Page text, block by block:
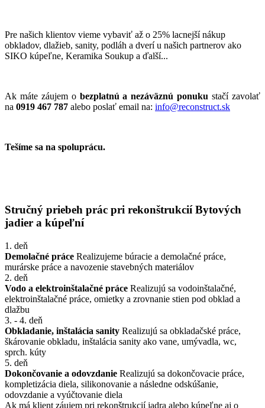
Pre našich klientov vieme vybaviť až o 25% lacnejší nákup
obkladov, dlažieb, sanity, podláh a dverí u našich partnerov ako
SIKO kúpeľne, Keramika Soukup a ďalší...
Ak máte záujem o bezplatnú a nezáväznú ponuku stačí zavolať
na 0919 467 787 alebo poslať email na: info@reconstruct.sk
Tešíme sa na spoluprácu.
Stručný priebeh prác pri rekonštrukcií Bytových
jadier a kúpeľní
1. deň
Demolačné práce Realizujeme búracie a demolačné práce,
murárske práce a navozenie stavebných materiálov
2. deň
Vodo a elektroinštalačné práce Realizujú sa vodoinštalačné,
elektroinštalačné práce, omietky a zrovnanie stien pod obklad a
dlažbu
3. - 4. deň
Obkladanie, inštalácia sanity Realizujú sa obkladačské práce,
škárovanie obkladu, inštalácia sanity ako vane, umývadla, wc,
sprch. kúty
5. deň
Dokončovanie a odovzdanie Realizujú sa dokončovacie práce,
kompletizácia diela, silikonovanie a následne odskúšanie,
odovzdanie a vyúčtovanie diela
Ak má klient záujem pri rekonštrukcií jadra alebo kúpeľne aj o